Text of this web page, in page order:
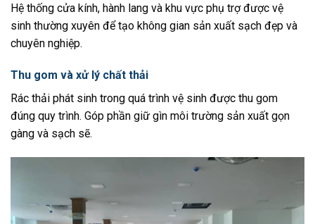
Hệ thống cửa kính, hành lang và khu vực phụ trợ được vệ
sinh thường xuyên để tạo không gian sản xuất sạch đẹp và
chuyên nghiệp.
Thu gom và xử lý chất thải
Rác thải phát sinh trong quá trình vệ sinh được thu gom
đúng quy trình. Góp phần giữ gìn môi trường sản xuất gọn
gàng và sạch sẽ.